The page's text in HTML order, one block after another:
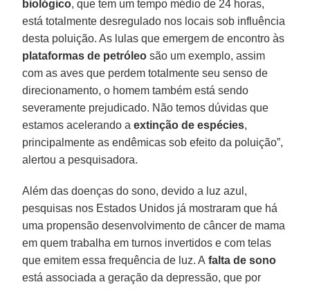
biológico, que tem um tempo médio de 24 horas,
está totalmente desregulado nos locais sob influência
desta poluição. As lulas que emergem de encontro às
plataformas de petróleo são um exemplo, assim
com as aves que perdem totalmente seu senso de
direcionamento, o homem também está sendo
severamente prejudicado. Não temos dúvidas que
estamos acelerando aextinção de espécies,
principalmente as endêmicas sob efeito da poluição”,
alertou a pesquisadora.
Além das doenças do sono, devido a luz azul,
pesquisas nos Estados Unidos já mostraram que há
uma propensão desenvolvimento de câncer de mama
em quem trabalha em turnos invertidos e com telas
que emitem essa frequência de luz. A falta de sono
está associada a geração da depressão, que por